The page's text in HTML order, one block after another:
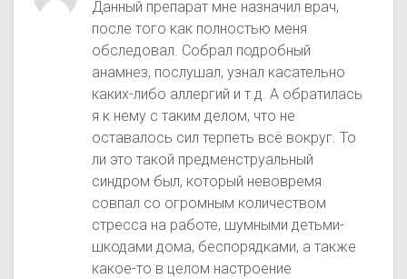
Данный препарат мне назначил врач,
после того как полностью меня
обследовал. Собрал подробный
анамнез, послушал, узнал касательно
каких-либо аллергий и т.д. А обратилась
я к нему с таким делом, что не
оставалось сил терпеть всё вокруг. То
ли это такой предменструальный
синдром был, который невовремя
совпал со огромным количеством
стресса на работе, шумными детьми-
шкодами дома, беспорядками, а также
какое-то в целом настроение